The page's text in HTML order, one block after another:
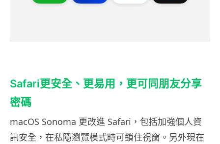
Safari更安全、更易用，更可同朋友分享
密碼
macOS Sonoma 更改進 Safari，包括加強個人資
訊安全，在私隱瀏覽模式時可鎖住視窗。另外現在